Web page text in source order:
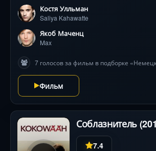
преграды, приближаясь к реализации
мечтаного успеха.
Костя Улльман
Saliya Kahawatte
Якоб Маченц
Max
7 голосов за фильм в подборке
Фильм
Соблазнитель
7.4